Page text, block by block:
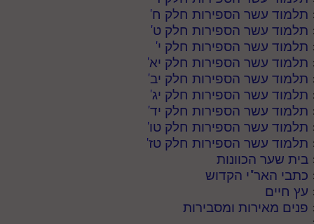
תלמוד עשר הספירות חלק ח'
תלמוד עשר הספירות חלק ט'
תלמוד עשר הספירות חלק י'
תלמוד עשר הספירות חלק יא'
תלמוד עשר הספירות חלק יב'
תלמוד עשר הספירות חלק יג'
תלמוד עשר הספירות חלק יד'
תלמוד עשר הספירות חלק טו'
תלמוד עשר הספירות חלק טז'
בית שער הכוונות
כתבי האר"י הקדוש
עץ חיים
פנים מאירות ומסבירות